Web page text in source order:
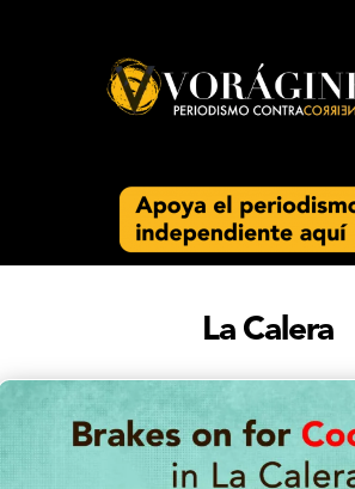
La Calera